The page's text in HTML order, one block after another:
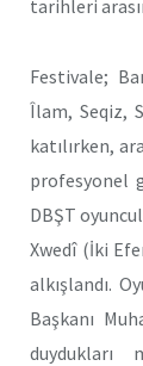
tarihleri
Festivale;
Îlam, Seqiz,
katılırken,
profesyonel
DBŞT
Xwedî (İki
alkışlandı.
Başkanı
duydukları